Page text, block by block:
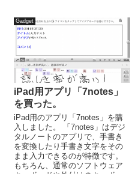
Gadget
iPad用アプリ「7notes」
を買った。
iPad用のアプリ「7notes」を購
入しました。 「7notes」はデジ
タルノートのアプリで、手書き
を変換したり手書き文字をその
まま入力できるのが特徴です。
もちろん、通常のソフトウェア
キーボードや外付けのキーボー